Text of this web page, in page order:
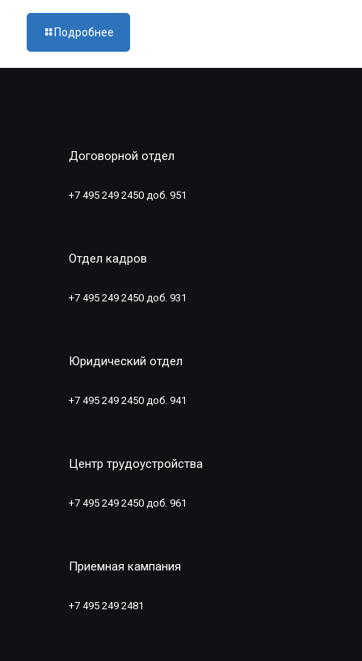
Подробнее
Договорной отдел
+7 495 249 2450 доб. 951
Отдел кадров
+7 495 249 2450 доб. 931
Юридический отдел
+7 495 249 2450 доб. 941
Центр трудоустройства
+7 495 249 2450 доб. 961
Приемная кампания
+7 495 249 2481